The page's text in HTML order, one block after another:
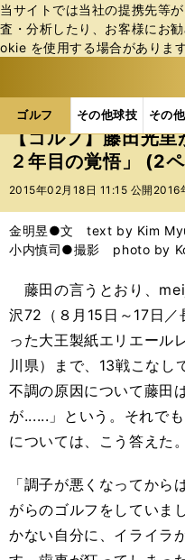
当サイトでは当社の提携先等
査・分析したり、お客様にお
okie を使⽤する場合がありま
ゴルフ その他球技 その
ス
ポ
ル
バ
ゴルフの記事一覧
【ゴルフ】藤田光
２年目の覚悟」 (2
2015年02月18日 11:15 公開 2016
金明昱●文 text by Kim
小内慎司●撮影 photo by
藤田の言うとおり、
沢72（８月15日～17日
った大王製紙エリエール
川県）まで、13戦こなし
不調の原因について藤田
が......」という。それで
については、こう答えた。
「調子が悪くなってから
がらのゴルフをしていま
かない自分に、イライラ